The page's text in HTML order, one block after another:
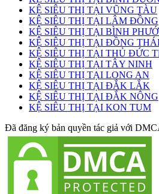
KỆ SIÊU THỊ TẠI VŨNG TÀU
KỆ SIÊU THỊ TẠI LÂM ĐỒNG
KỆ SIÊU THỊ TẠI BÌNH
KỆ SIÊU THỊ TẠI ĐỒNG
KỆ SIÊU THỊ TẠI THỦ ĐỨC
KỆ SIÊU THỊ TẠI TÂY NINH
KỆ SIÊU THỊ TẠI LONG AN
KỆ SIÊU THỊ TẠI ĐẮK LẮK
KỆ SIÊU THỊ TẠI ĐẮK NÔNG
KỆ SIÊU THỊ TẠI KON TUM
Đã đăng ký bản quyền tác giả với